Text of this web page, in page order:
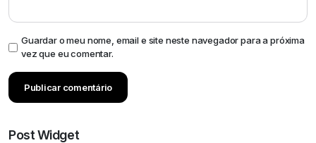
Guardar o meu nome, email e site neste navegador para a próxima
vez que eu comentar.
Post Widget